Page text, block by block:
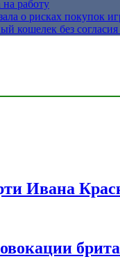
работу
о рисках покупок
кошелек без
Ивана